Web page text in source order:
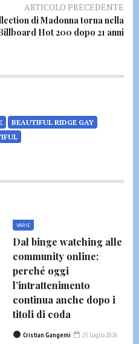
ARTICOLO PRECEDENTE
di Madonna torna nella
Hot 200 dopo 21 anni
BEAUTIFUL RIDGE GAY
VARIE
Dal binge watching alle
community online:
perché oggi
l’intrattenimento
continua anche dopo i
titoli di coda
Cristian Gangemi 25 Luglio 2026